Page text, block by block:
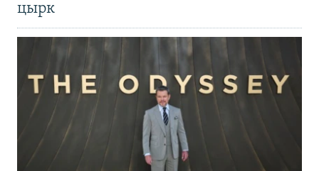
цырк